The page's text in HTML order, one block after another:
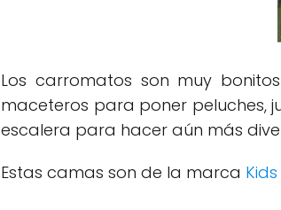
Los carromatos son muy
maceteros para poner peluches,
escalera para hacer aún más
Estas camas son de la marca